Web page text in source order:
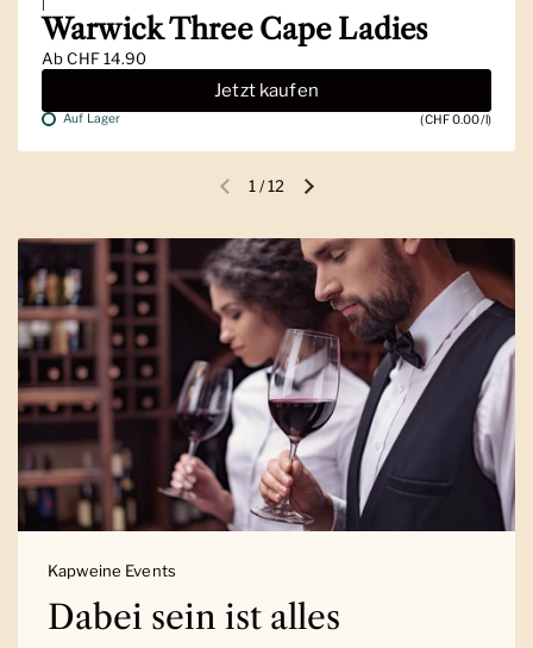
Warwick Three Cape Ladies
AbCHF 14.90
Jetzt kaufen
Auf Lager (CHF 0.00/l)
Vorherige FolieNächste Folie
1/12
Kapweine Events
Dabei sein ist alles